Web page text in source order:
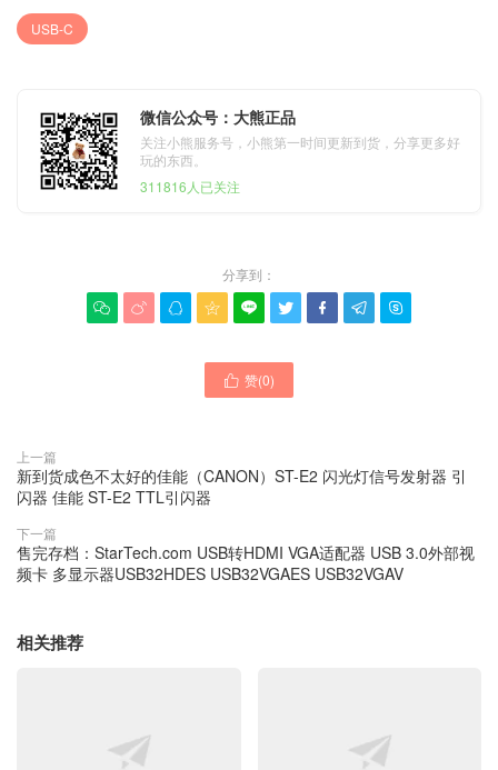
USB-C
微信公众号：大熊正品
关注小熊服务号，小熊第一时间更新到货，分享更多好
玩的东西。
311816人已关注
分享到：
        
 赞(0)
上一篇
新到货成色不太好的佳能（CANON）ST-E2 闪光灯信号发射器 引
闪器 佳能 ST-E2 TTL引闪器
下一篇
售完存档：StarTech.com USB转HDMI VGA适配器 USB 3.0外部视
频卡 多显示器USB32HDES USB32VGAES USB32VGAV
相关推荐